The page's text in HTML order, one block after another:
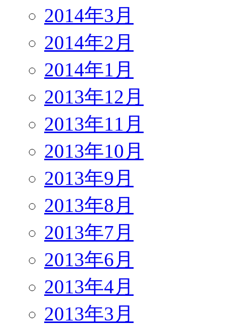
2014年3月
2014年2月
2014年1月
2013年12月
2013年11月
2013年10月
2013年9月
2013年8月
2013年7月
2013年6月
2013年4月
2013年3月